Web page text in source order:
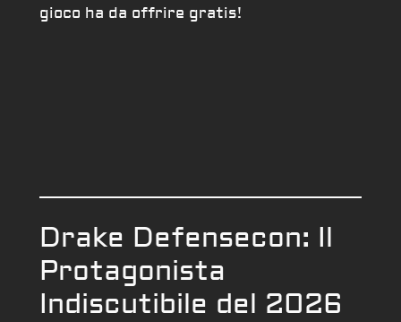
gioco ha da offrire gratis!
Drake Defensecon: Il
Protagonista
Indiscutibile del 2026